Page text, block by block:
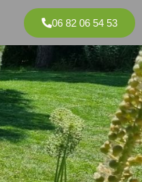
06 82 06 54 53